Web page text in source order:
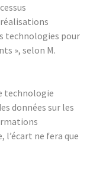
technologies pour
», selon M.
technologie
données sur les
ne fera que